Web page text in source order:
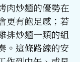
肉炒麵的優勢在
更有飽足感；若
排炒麵一類的組
。這條路線的安